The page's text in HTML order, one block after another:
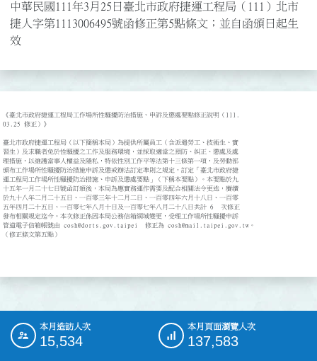
中華民國111年3月25日臺北市政府捷運工程局（111）北市
捷人字第1113006495號函修正第5點條文；並自函頒日起生
效
《臺北市政府捷運工程局工作場所性騷擾防治措施、申訴及懲處要點修正說明（111.
03.25 修正）》
臺北市政府捷運工程局（以下簡稱本局）為提供所屬員工（含派遣勞工、技術生、實
習生）及求職者免於性騷擾之工作及服務環境，並採取適當之預防、糾正、懲處及處
理措施，以維護當事人權益及隱私，特依性別工作平等法第十三條第一項，及勞動部
頒布工作場所性騷擾防治措施申訴及懲戒辦法訂定準則之規定，訂定「臺北市政府捷
運工程局工作場所性騷擾防治措施、申訴及懲處要點」（下稱本要點）。本要點於九
十五年一月二十七日號函訂頒後，本局為應實務運作需要及配合相關法令更迭，賡續
於九十八年二月二十五日、一百零三年十二月二日、一百零四年六月十八日、一百零
五年四月二十五日、一百零七年八月十日及一百零七年八月二十八日共計 6  次修正
發布相關規定迄今。本次修正係因本局公務信箱網域變更，受理工作場所性騷擾申訴
管道電子信箱帳號由 cosh@dorts.gov.taipei  修正為 cosh@mail.taipei.gov.tw。
（修正條文第五點）
::: 本月造訪人次
15,534
本月頁面瀏覽人次
137,583